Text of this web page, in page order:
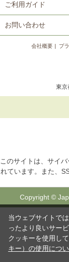
ご利用ガイド
お問い合わせ
会社概要 プ
東
このサイトは、サイ
れています。また、
Copyright ©
当ウェブサイトで
ったより良いサー
クッキーを使用し
キー）の使用につ